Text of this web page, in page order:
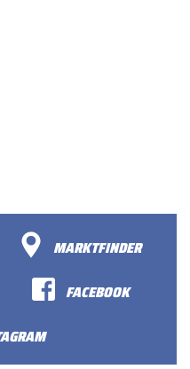
MARKTFINDER
FACEBOOK